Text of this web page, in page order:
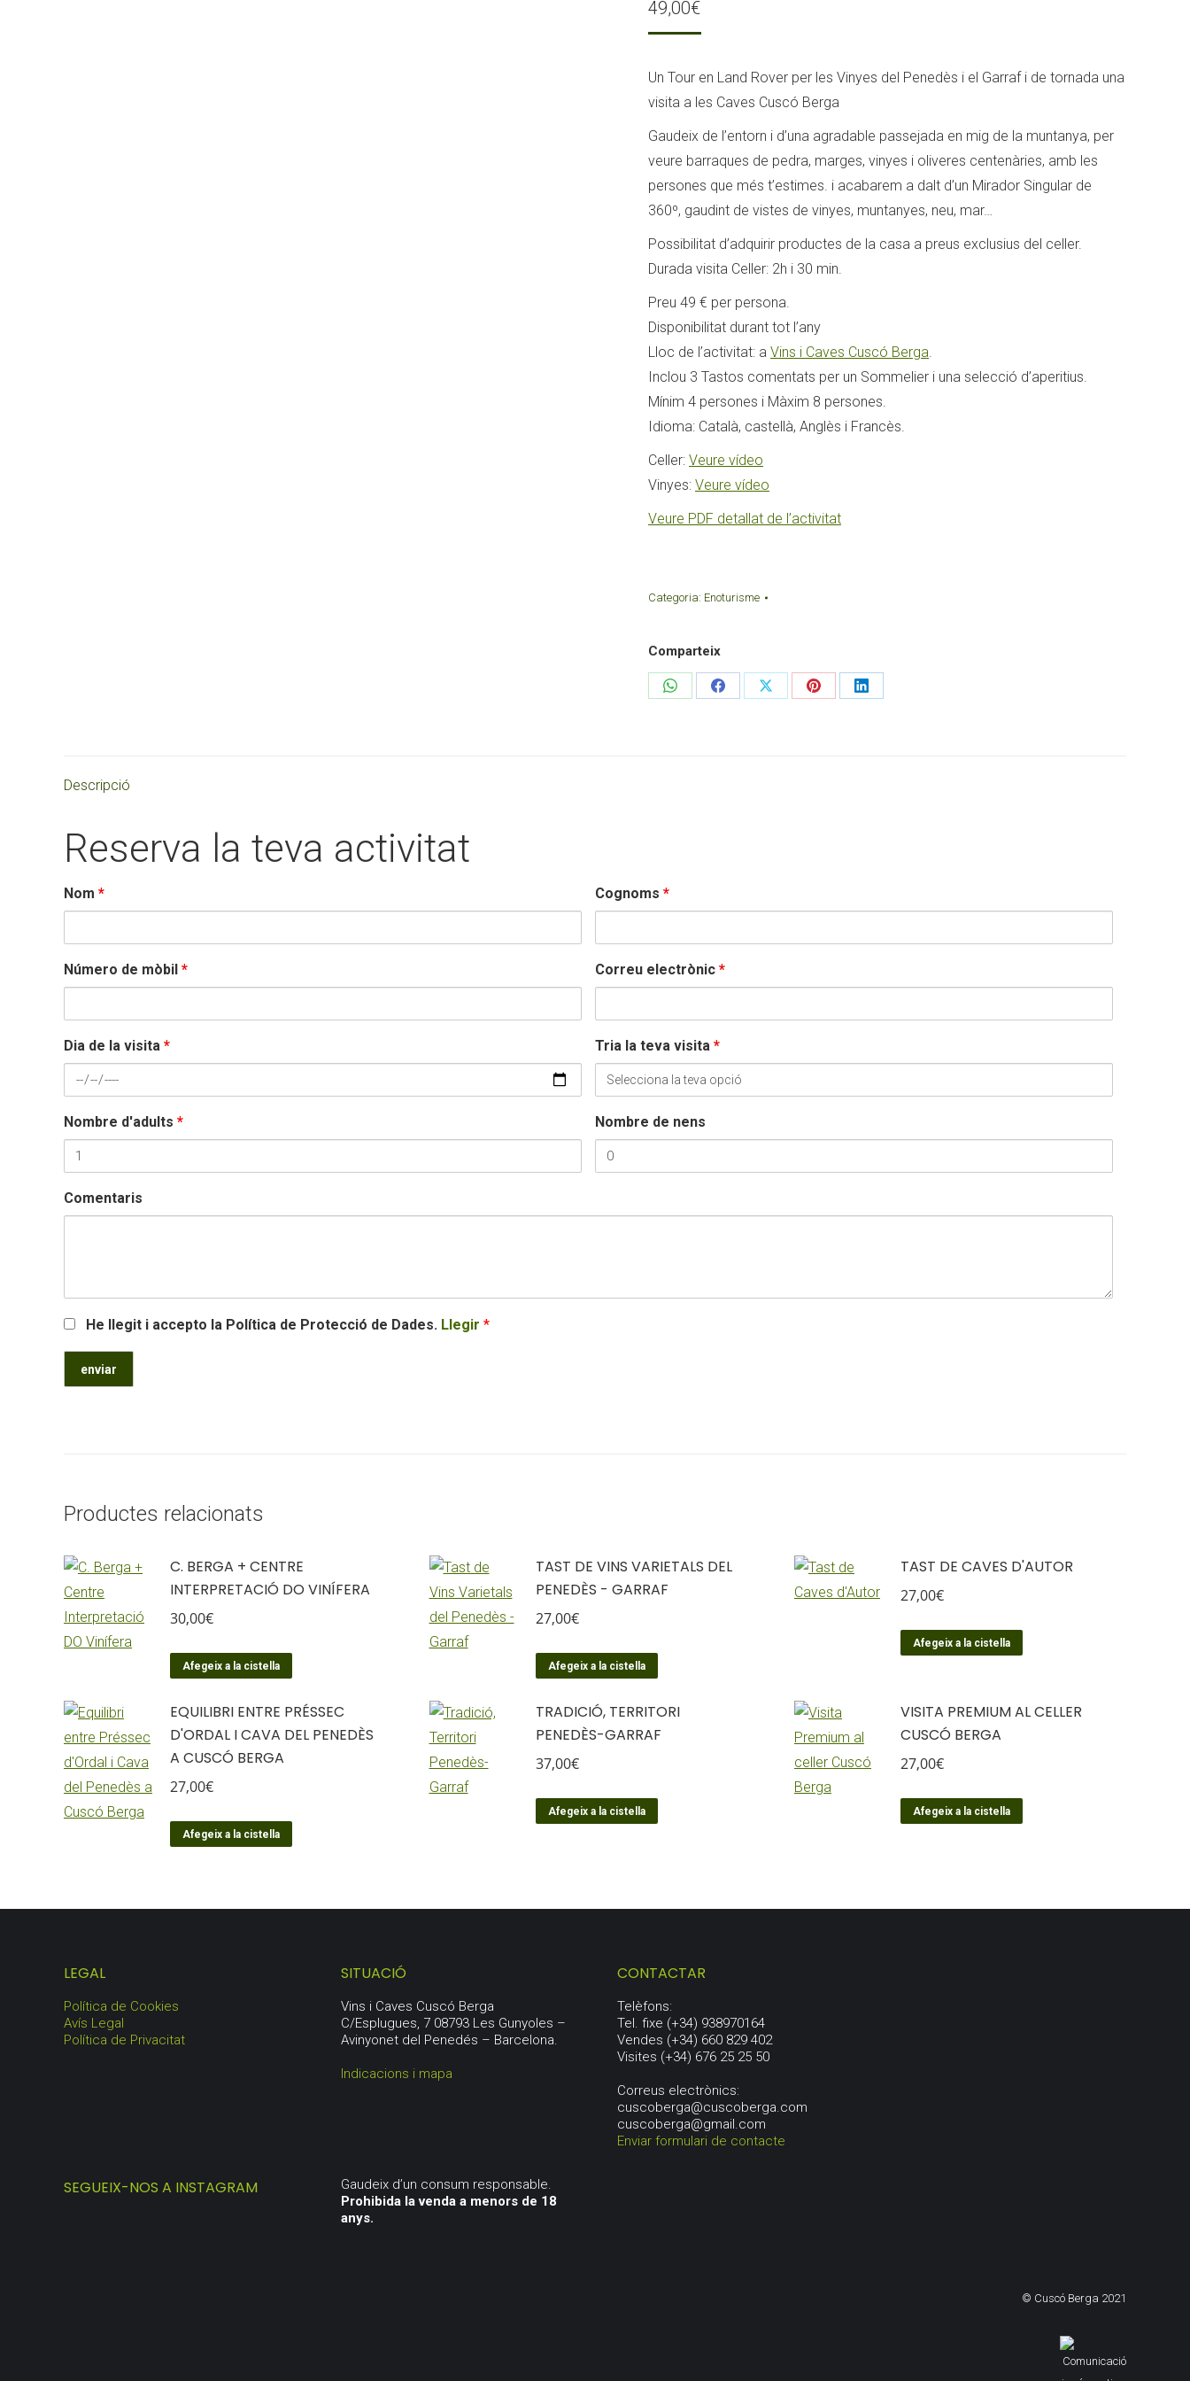
49,00€
Un Tour en Land Rover per les Vinyes del Penedès i el Garraf i de tornada una
visita a les Caves Cuscó Berga
Gaudeix de l’entorn i d’una agradable passejada en mig de la muntanya, per
veure barraques de pedra, marges, vinyes i oliveres centenàries, amb les
persones que més t’estimes. i acabarem a dalt d’un Mirador Singular de
360º, gaudint de vistes de vinyes, muntanyes, neu, mar…
Possibilitat d’adquirir productes de la casa a preus exclusius del celler.
Durada visita Celler: 2h i 30 min.
Preu 49 € per persona.
Disponibilitat durant tot l’any
Lloc de l’activitat: a Vins i Caves Cuscó Berga.
Inclou 3 Tastos comentats per un Sommelier i una selecció d’aperitius.
Mínim 4 persones i Màxim 8 persones.
Idioma: Català, castellà, Anglès i Francès.
Celler: Veure vídeo
Vinyes: Veure vídeo
Veure PDF detallat de l’activitat
Categoria: Enoturisme
Comparteix
Share
Share
Share
Share
Share
Descripció
Reserva la teva activitat
Nom * Cognoms *
Número de mòbil * Correu electrònic *
Dia de la visita * Tria la teva visita *
Nombre d'adults * Nombre de nens
Comentaris
He llegit i accepto la Política de Protecció de Dades. Llegir *
Productes relacionats
C. BERGA + CENTRE
INTERPRETACIÓ DO VINÍFERA
30,00€
Afegeix a la cistella
TAST DE VINS VARIETALS DEL
PENEDÈS - GARRAF
27,00€
Afegeix a la cistella
TAST DE CAVES D'AUTOR
27,00€
Afegeix a la cistella
EQUILIBRI ENTRE PRÉSSEC
D'ORDAL I CAVA DEL PENEDÈS
A CUSCÓ BERGA
27,00€
Afegeix a la cistella
TRADICIÓ, TERRITORI
PENEDÈS-GARRAF
37,00€
Afegeix a la cistella
VISITA PREMIUM AL CELLER
CUSCÓ BERGA
27,00€
Afegeix a la cistella
LEGAL
Política de Cookies
Avís Legal
Política de Privacitat
SITUACIÓ
Vins i Caves Cuscó Berga
C/Esplugues, 7 08793 Les Gunyoles –
Avinyonet del Penedés – Barcelona.
Indicacions i mapa
CONTACTAR
Telèfons:
Tel. fixe (+34) 938970164
Vendes (+34) 660 829 402
Visites (+34) 676 25 25 50
Correus electrònics:
cuscoberga@cuscoberga.com
cuscoberga@gmail.com
Enviar formulari de contacte
SEGUEIX-NOS A INSTAGRAM
Gaudeix d’un consum responsable.
Prohibida la venda a menors de 18
anys.
© Cuscó Berga 2021